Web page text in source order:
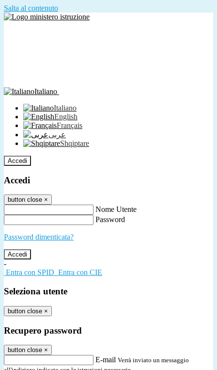
Salta al contenuto
Italiano
Italiano
English
Français
عربى
Shqiptare
Accedi
Accedi
button close ×
Nome Utente
Password
Password dimenticata?
-
Entra con SPID Entra con CIE
Seleziona utente
button close ×
Recupero password
button close ×
E-mail Verrà inviato un messaggio